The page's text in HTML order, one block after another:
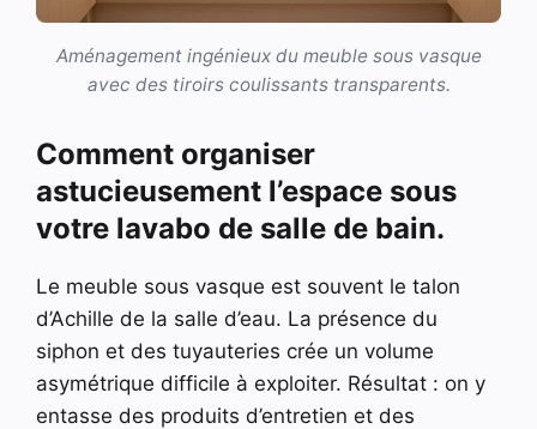
Aménagement ingénieux du meuble sous vasque
avec des tiroirs coulissants transparents.
Comment organiser
astucieusement l’espace sous
votre lavabo de salle de bain.
Le meuble sous vasque est souvent le talon
d’Achille de la salle d’eau. La présence du
siphon et des tuyauteries crée un volume
asymétrique difficile à exploiter. Résultat : on y
entasse des produits d’entretien et des